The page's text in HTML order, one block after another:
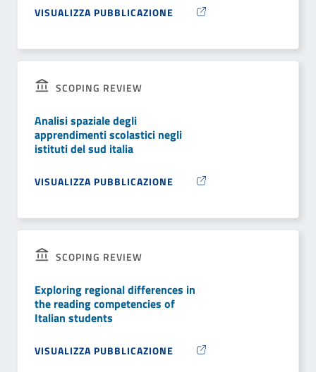
VISUALIZZA PUBBLICAZIONE
SCOPING REVIEW
Analisi spaziale degli
apprendimenti scolastici negli
istituti del sud italia
VISUALIZZA PUBBLICAZIONE
SCOPING REVIEW
Exploring regional differences in
the reading competencies of
Italian students
VISUALIZZA PUBBLICAZIONE